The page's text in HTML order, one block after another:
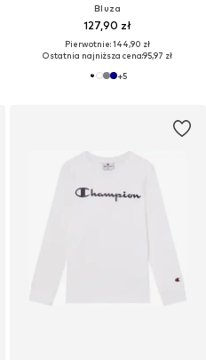
Bluza
127,90 zł
Pierwotnie: 144,90 zł
Ostatnia najniższa cena:95,97 zł
+5